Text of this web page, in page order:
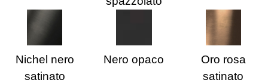
Nichel nero
satinato
Nero opaco
Oro rosa
satinato